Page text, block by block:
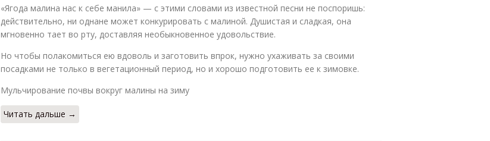
«Ягода малина нас к себе манила» — с этими словами из известной песни не поспоришь:
действительно, ни однане может конкурировать с малиной. Душистая и сладкая, она
мгновенно тает во рту, доставляя необыкновенное удовольствие.
Но чтобы полакомиться ею вдоволь и заготовить впрок, нужно ухаживать за своими
посадками не только в вегетационный период, но и хорошо подготовить ее к зимовке.
Мульчирование почвы вокруг малины на зиму
Читать дальше →